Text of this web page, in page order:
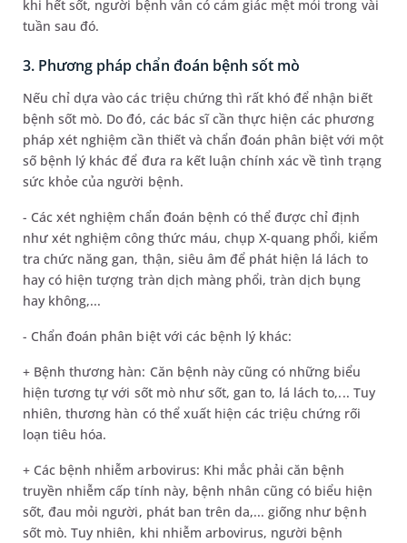
khi hết sốt, người bệnh vẫn có cảm giác mệt mỏi trong vài
tuần sau đó.
3. Phương pháp chẩn đoán bệnh sốt mò
Nếu chỉ dựa vào các triệu chứng thì rất khó để nhận biết
bệnh sốt mò. Do đó, các bác sĩ cần thực hiện các phương
pháp xét nghiệm cần thiết và chẩn đoán phân biệt với một
số bệnh lý khác để đưa ra kết luận chính xác về tình trạng
sức khỏe của người bệnh.
- Các xét nghiệm chẩn đoán bệnh có thể được chỉ định
như xét nghiệm công thức máu, chụp X-quang phổi, kiểm
tra chức năng gan, thận, siêu âm để phát hiện lá lách to
hay có hiện tượng tràn dịch màng phổi, tràn dịch bụng
hay không,...
- Chẩn đoán phân biệt với các bệnh lý khác:
+ Bệnh thương hàn: Căn bệnh này cũng có những biểu
hiện tương tự với sốt mò như sốt, gan to, lá lách to,... Tuy
nhiên, thương hàn có thể xuất hiện các triệu chứng rối
loạn tiêu hóa.
+ Các bệnh nhiễm arbovirus: Khi mắc phải căn bệnh
truyền nhiễm cấp tính này, bệnh nhân cũng có biểu hiện
sốt, đau mỏi người, phát ban trên da,... giống như bệnh
sốt mò. Tuy nhiên, khi nhiễm arbovirus, người bệnh